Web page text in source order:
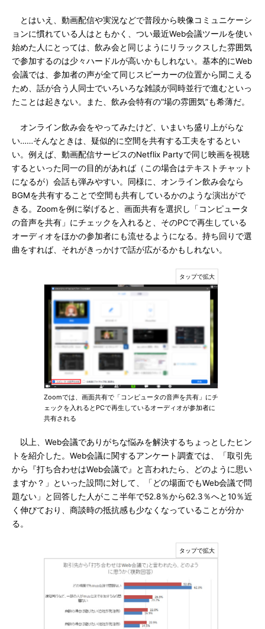
とはいえ、動画配信や実況などで普段から映像コミュニケーシ
ョンに慣れている人はともかく、つい最近Web会議ツールを使い
始めた人にとっては、飲み会と同じようにリラックスした雰囲気
で参加するのは少々ハードルが高いかもしれない。基本的にWeb
会議では、参加者の声が全て同じスピーカーの位置から聞こえる
ため、話が合う人同士でいろいろな雑談が同時並行で進むといっ
たことは起きない。また、飲み会特有の“場の雰囲気”も希薄だ。
オンライン飲み会をやってみたけど、いまいち盛り上がらな
い……そんなときは、疑似的に空間を共有する工夫をするとい
い。例えば、動画配信サービスのNetflix Partyで同じ映画を視聴
するといった同一の目的があれば（この場合はテキストチャット
になるが）会話も弾みやすい。同様に、オンライン飲み会なら
BGMを共有することで空間も共有しているかのような演出がで
きる。Zoomを例に挙げると、画面共有を選択し「コンピュータ
の音声を共有」にチェックを入れると、そのPCで再生している
オーディオをほかの参加者にも流せるようになる。持ち回りで選
曲をすれば、それがきっかけで話が広がるかもしれない。
Zoomでは、画面共有で「コンピュータの音声を共有」にチ
ェックを入れるとPCで再生しているオーディオが参加者に
共有される
以上、Web会議でありがちな悩みを解決するちょっとしたヒン
トを紹介した。Web会議に関するアンケート調査では、「取引先
から『打ち合わせはWeb会議で』と言われたら、どのように思い
ますか？」といった設問に対して、「どの場面でもWeb会議で問
題ない」と回答した人がここ半年で52.8％から62.3％へと10％近
く伸びており、商談時の抵抗感も少なくなっていることが分か
る。